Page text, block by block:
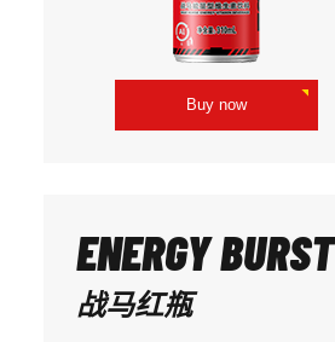
Buy now
ENERGY BURST
战马红瓶